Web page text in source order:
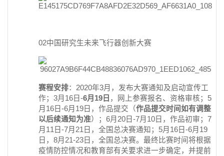
02中国研究生未来飞行器创新大赛
赛程安排：2020年3月，发布大赛通知及启动宣传工
作；3月16日-6月19日 ，网上参赛报名、资格审核；5
月16日-6月19日，作品提交（作品提交时间如有调整
以后续通知为准）；6月20日-7月10日，作品初审；7
月11日-7月21日，全国总决赛通知；5月16日-6月19
日，8月21-23日，全国总决赛。最终比赛时间将根据
疫情防控情况和教育部有关要求进一步确定，并提前